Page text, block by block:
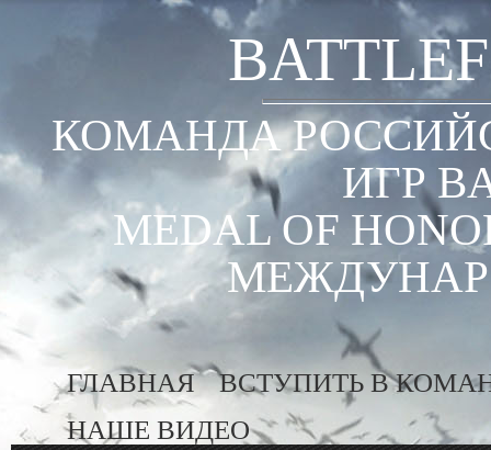
КОМАНДА
ИГР
MEDAL OF
ГЛАВНАЯ
ВСТУПИТЬ В
НАШЕ ВИДЕО